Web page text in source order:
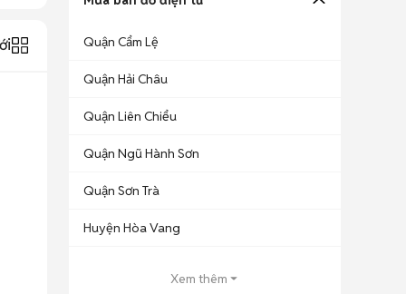
Quận Cẩm Lệ
Quận Hải Châu
Quận Liên Chiểu
Quận Ngũ Hành Sơn
Quận Sơn Trà
Huyện Hòa Vang
Xem thêm